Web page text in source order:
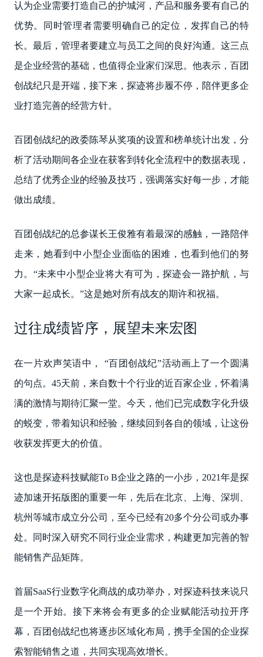
认为企业需要打造自己的护城河，产品和服务要有自己的
优势。同时管理者需要明确自己的定位，发挥自己的特
长。最后，管理者要建立与员工之间的良好沟通。这三点
是企业经营的基础，也值得企业家们深思。他表示，百团
创战纪只是开端，接下来，探迹将步履不停，陪伴更多企
业打造完善的经营方针。
百团创战纪的政委陈琴从奖项的设置和榜单统计出发，分
析了活动期间各企业在获客到转化全流程中的数据表现，
总结了优秀企业的经验及技巧，强调落实好每一步，才能
做出成绩。
百团创战纪的总参谋长王俊雅有着最深的感触，一路陪伴
走来，她看到中小型企业面临的困难，也看到他们的努
力。“未来中小型企业将大有可为，探迹会一路护航，与
大家一起成长。”这是她对所有战友的期许和祝福。
过往成绩皆序，展望未来宏图
在一片欢声笑语中， “百团创战纪”活动画上了一个圆满
的句点。45天前，来自数十个行业的近百家企业，怀着满
满的激情与期待汇聚一堂。今天，他们已完成数字化升级
的蜕变，带着知识和经验，继续回到各自的领域，让这份
收获发挥更大的价值。
这也是探迹科技赋能To B企业之路的一小步，2021年是探
迹加速开拓版图的重要一年，先后在北京、上海、深圳、
杭州等城市成立分公司，至今已经有20多个分公司或办事
处。同时深入研究不同行业企业需求，构建更加完善的智
能销售产品矩阵。
首届SaaS行业数字化商战的成功举办，对探迹科技来说只
是一个开始。接下来将会有更多的企业赋能活动拉开序
幕，百团创战纪也将逐步区域化布局，携手全国的企业探
索智能销售之道，共同实现高效增长。